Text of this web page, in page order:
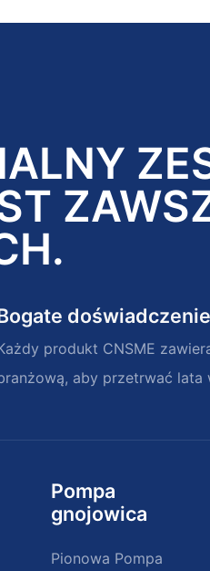
doświadczenie
produkt CNSME
aby przetrwać lata
Pompa
gnojowica
Pionowa Pompa